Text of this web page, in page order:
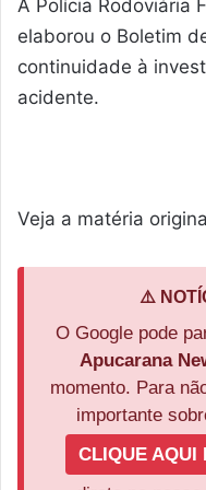
A Polícia Rodoviária
elaborou o Boletim
continuidade à
acidente.
Veja a matéria
⚠️
O Google pode
Apucarana
momento. Para
importante
CLIQUE AQUI